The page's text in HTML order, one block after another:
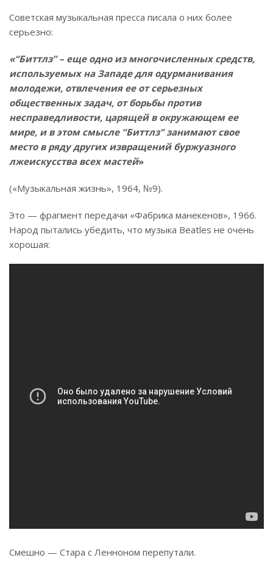
Советская музыкальная пресса писала о них более
серьезно:
«“Биттлз” – еще одно из многочисленных средств,
исполь­зуемых на Западе для одурмани­вания
молодежи, отвлечения ее от серьезных
общественных задач, от борьбы против
несправедливости, царящей в окружающем ее
мире, и в этом смысле “Биттлз” занимают свое
место в ряду других извра­щений буржуазного
лжеискусства всех мастей»
(«Музыкальная жизнь», 1964, №9).
Это — фрагмент передачи «Фабрика манекенов», 1966.
Народ пытались убедить, что музыка Beatles не очень
хорошая:
Смешно — Стара с Ленноном перепутали.